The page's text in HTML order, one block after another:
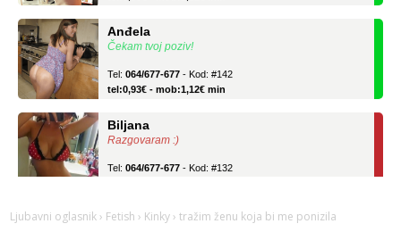
Čekam tvoj poziv!
tel:0,93€ - mob:1,12€ min
Razgovaram :)
tel:0,93€ - mob:1,12€ min
Vanesa
Ljubavni oglasnik › Fetish › Kinky › tražim ženu koja bi me ponizila